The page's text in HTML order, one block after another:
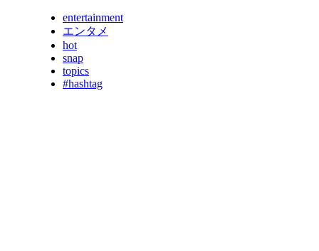
entertainment
エンタメ
hot
snap
topics
#hashtag